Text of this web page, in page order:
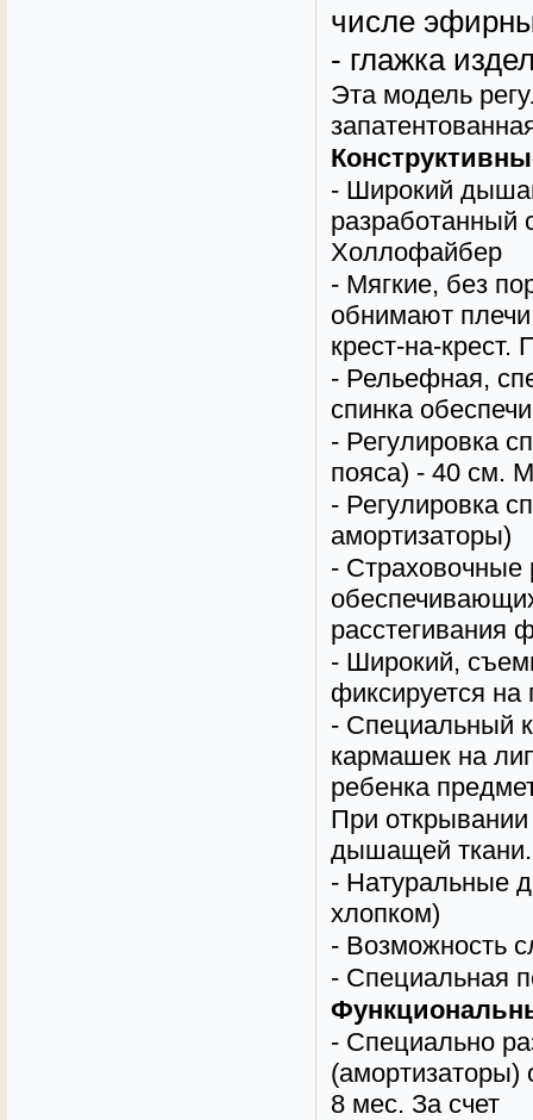
числе
- глажка
Эта модель
- Широкий
разработанный
Холлофайбер
- Мягкие, без
обнимают
крест-на-крест.
- Рельефная,
спинка
- Регулировка
пояса) - 40 см.
- Регулировка
амортизаторы)
- Страховочные
расстегивания
- Широкий,
фиксируется
- Специальный
кармашек на
ребенка
При открывании
дышащей ткани.
- Натуральные
хлопком)
- Возможность
- Специальная
- Специально
8 мес. За счет